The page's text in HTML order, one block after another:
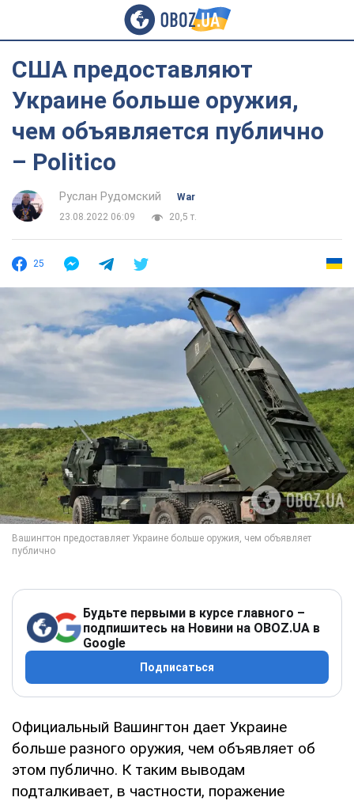
США предоставляют
Украине больше оружия,
чем объявляется публично
– Politico
Руслан Рудомский
War
23.08.2022 06:09
20,5 т.
25
Будьте первыми в курсе главного –
подпишитесь на Новини на OBOZ.UA в
Google
Подписаться
Официальный Вашингтон дает Украине
больше разного оружия, чем объявляет об
этом публично. К таким выводам
подталкивает, в частности, поражение